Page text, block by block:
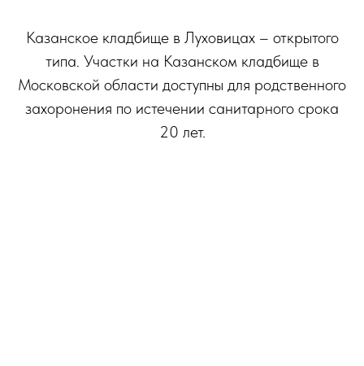
Казанское кладбище в Луховицах – открытого
типа. Участки на Казанском кладбище в
Московской области доступны для родственного
захоронения по истечении санитарного срока
20 лет.